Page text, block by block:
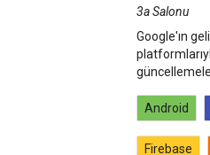
3a Salonu
Google'ın
Android
Firebase